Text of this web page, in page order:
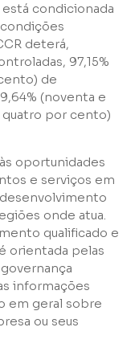
está condicionada
deterá,
97,15%
de
(noventa e
quatro por cento)
oportunidades
e serviços em
onde atua.
qualificado e
orientada pelas
informações
em geral sobre
ou seus
de Uso ePolítica de